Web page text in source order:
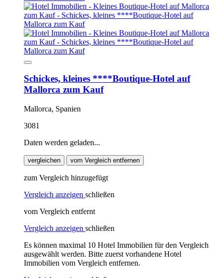
Schickes, kleines ****Boutique-Hotel auf
Mallorca zum Kauf
Mallorca, Spanien
3081
Daten werden geladen...
vergleichen vom Vergleich entfernen
zum Vergleich hinzugefügt
Vergleich anzeigen schließen
vom Vergleich entfernt
Vergleich anzeigen schließen
Es können maximal 10 Hotel Immobilien für den Vergleich
ausgewählt werden. Bitte zuerst vorhandene Hotel
Immobilien vom Vergleich entfernen.